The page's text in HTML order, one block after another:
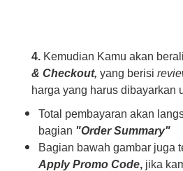
4. Kemudian Kamu akan
& Checkout, yang berisi
harga yang harus dibayarkan
Total pembayaran akan
bagian "Order Summary"
Bagian bawah gambar juga
Apply Promo Code, jika